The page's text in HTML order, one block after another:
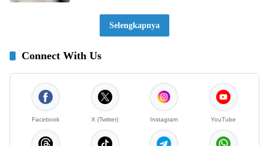
Selengkapnya
Connect With Us
Facebook X (Twitter) Instagram YouTube